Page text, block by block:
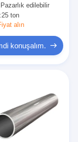
Paslanmaz
kaynaklı boru
Pazarlık edilebilir
25 ton
alın
konuşalım.